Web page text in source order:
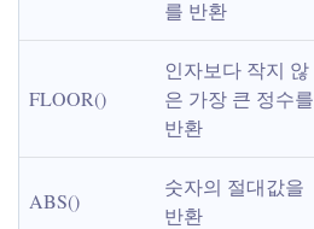
를 반환
FLOOR()
인자보다 작지 않
은 가장 큰 정수를
반환
ABS()
숫자의 절대값을
반환